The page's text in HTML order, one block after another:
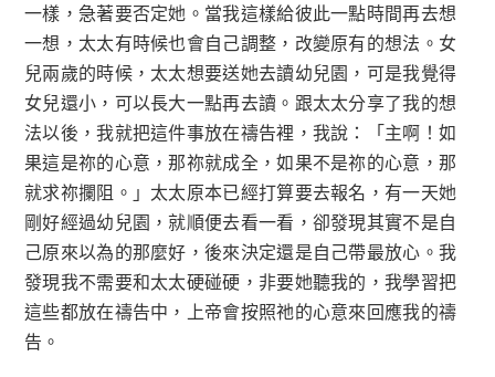
一樣，急著要否定她。當我這樣給彼此一點時間再去想
一想，太太有時候也會自己調整，改變原有的想法。女
兒兩歲的時候，太太想要送她去讀幼兒園，可是我覺得
女兒還小，可以長大一點再去讀。跟太太分享了我的想
法以後，我就把這件事放在禱告裡，我說：「主啊！如
果這是祢的心意，那祢就成全，如果不是祢的心意，那
就求祢攔阻。」太太原本已經打算要去報名，有一天她
剛好經過幼兒園，就順便去看一看，卻發現其實不是自
己原來以為的那麼好，後來決定還是自己帶最放心。我
發現我不需要和太太硬碰硬，非要她聽我的，我學習把
這些都放在禱告中，上帝會按照祂的心意來回應我的禱
告。